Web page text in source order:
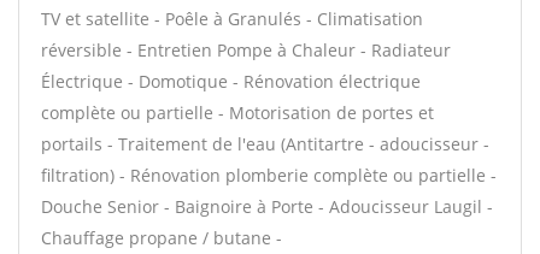
TV et satellite - Poêle à Granulés - Climatisation
réversible - Entretien Pompe à Chaleur - Radiateur
Électrique - Domotique - Rénovation électrique
complète ou partielle - Motorisation de portes et
portails - Traitement de l'eau (Antitartre - adoucisseur -
filtration) - Rénovation plomberie complète ou partielle -
Douche Senior - Baignoire à Porte - Adoucisseur Laugil -
Chauffage propane / butane -